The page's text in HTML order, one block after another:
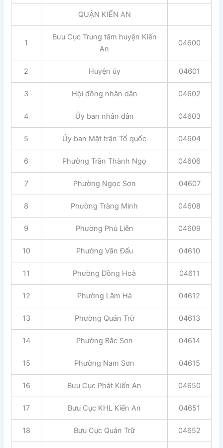
QUẬN KIẾN AN
1
Bưu Cục Trung tâm huyện Kiến
An
04600
2 Huyện ủy 04601
3 Hội đồng nhân dân 04602
4 Ủy ban nhân dân 04603
5 Ủy ban Mặt trận Tổ quốc 04604
6 Phường Trần Thành Ngọ 04606
7 Phường Ngọc Sơn 04607
8 Phường Tràng Minh 04608
9 Phường Phù Liễn 04609
10 Phường Văn Đẩu 04610
11 Phường Đồng Hoà 04611
12 Phường Lãm Hà 04612
13 Phường Quán Trữ 04613
14 Phường Bắc Sơn 04614
15 Phường Nam Sơn 04615
16 Bưu Cục Phát Kiến An 04650
17 Bưu Cục KHL Kiến An 04651
18 Bưu Cục Quán Trữ 04652